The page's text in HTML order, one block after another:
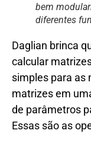
bem
diferentes
Daglian brinca
calcular
simples para as
matrizes em
de parâmetros
Essas são as